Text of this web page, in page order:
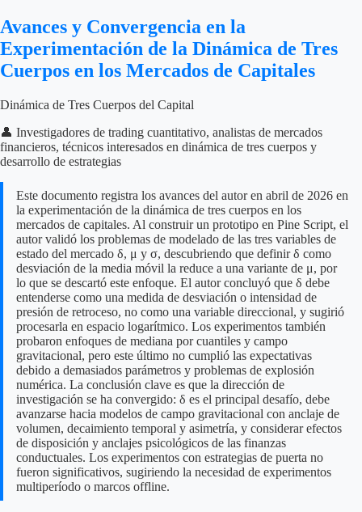
Avances y Convergencia en la
Experimentación de la Dinámica de Tres
Cuerpos en los Mercados de Capitales
Dinámica de Tres Cuerpos del Capital
👤 Investigadores de trading cuantitativo, analistas de mercados
financieros, técnicos interesados en dinámica de tres cuerpos y
desarrollo de estrategias
Este documento registra los avances del autor en abril de 2026 en
la experimentación de la dinámica de tres cuerpos en los
mercados de capitales. Al construir un prototipo en Pine Script, el
autor validó los problemas de modelado de las tres variables de
estado del mercado δ, μ y σ, descubriendo que definir δ como
desviación de la media móvil la reduce a una variante de μ, por
lo que se descartó este enfoque. El autor concluyó que δ debe
entenderse como una medida de desviación o intensidad de
presión de retroceso, no como una variable direccional, y sugirió
procesarla en espacio logarítmico. Los experimentos también
probaron enfoques de mediana por cuantiles y campo
gravitacional, pero este último no cumplió las expectativas
debido a demasiados parámetros y problemas de explosión
numérica. La conclusión clave es que la dirección de
investigación se ha convergido: δ es el principal desafío, debe
avanzarse hacia modelos de campo gravitacional con anclaje de
volumen, decaimiento temporal y asimetría, y considerar efectos
de disposición y anclajes psicológicos de las finanzas
conductuales. Los experimentos con estrategias de puerta no
fueron significativos, sugiriendo la necesidad de experimentos
multiperíodo o marcos offline.